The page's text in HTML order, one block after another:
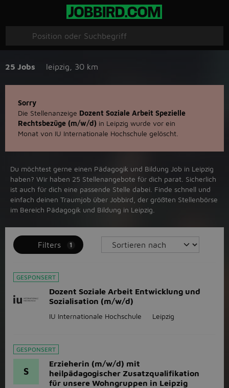
25 Jobs leipzig 30 km
Sorry
Die Stellenanzeige Dozent Soziale Arbeit Spezielle
Rechtsbezüge (m/w/d) in Leipzig wurde vor ein
Monat von IU Internationale Hochschule gelöscht.
Du möchtest gerne einen Pädagogik und Bildung Job in ‪Leipzig‬
haben? Wir haben ‪25‬ Stellenangebote für dich parat. Sicherlich
ist auch für dich eine passende Stelle dabei. Finde schnell und
einfach deinen Traumjob über ‪Jobbird‬, der größten Stellenbörse
im Bereich Pädagogik und Bildung in ‪Leipzig‬.
Filters 1
GESPONSERT
Dozent Soziale Arbeit Entwicklung und
Sozialisation (m/w/d)
IU Internationale Hochschule Leipzig
GESPONSERT
S
Erzieherin (m/w/d) mit
heilpädagogischer Zusatzqualifikation
für unsere Wohngruppen in Leipzig